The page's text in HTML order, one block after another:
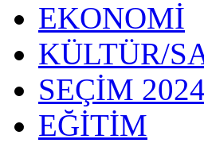
EKONOMİ
KÜLTÜR/
SEÇİM 2024
EĞİTİM